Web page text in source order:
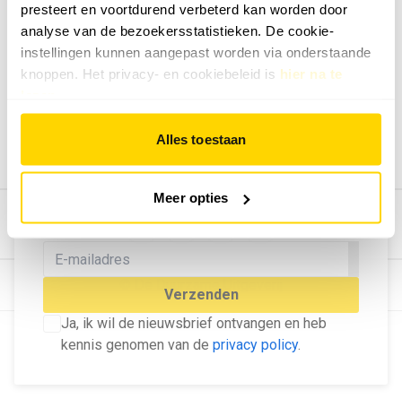
presteert en voortdurend verbeterd kan worden door
analyse van de bezoekersstatistieken. De cookie-
instellingen kunnen aangepast worden via onderstaande
knoppen. Het privacy- en cookiebeleid is hier na te
Alles toestaan
Meer opties
MELD U AAN VOOR ONZE
NIEUWSBRIEF
Blijf op de hoogte van het laatste nieuws!
Verzenden
Ja, ik wil de nieuwsbrief ontvangen en heb
kennis genomen van de privacy policy.
Geef ons feedback
Vertel ons wat je van onze website vindt.
Tip de redactie
Bekijk hier de mogelijkheden.
© Dé Duurzame Uitgeverij